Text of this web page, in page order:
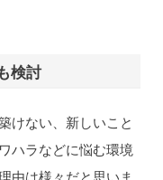
検討
けない、新しいこと
ハラなどに悩む環境
由は様々だと思いま